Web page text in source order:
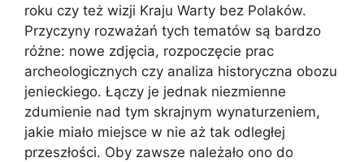
roku czy też wizji Kraju Warty bez Polaków.
Przyczyny rozważań tych tematów są bardzo
różne: nowe zdjęcia, rozpoczęcie prac
archeologicznych czy analiza historyczna obozu
jenieckiego. Łączy je jednak niezmienne
zdumienie nad tym skrajnym wynaturzeniem,
jakie miało miejsce w nie aż tak odległej
przeszłości. Oby zawsze należało ono do